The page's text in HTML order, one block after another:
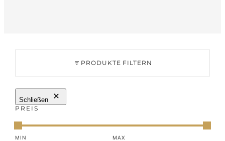
PRODUKTE FILTERN
Schließen
PREIS